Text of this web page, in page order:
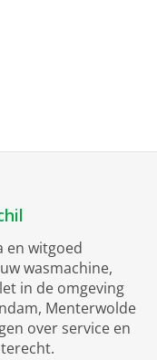
en witgoed
wasmachine,
in de omgeving
Menterwolde
over service en